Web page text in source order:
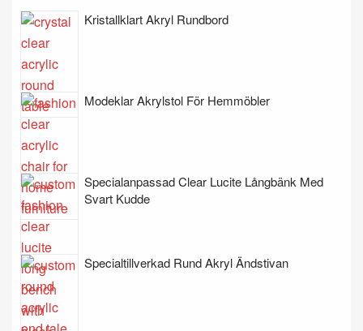
Kristallklart Akryl Rundbord
Modeklar Akrylstol För Hemmöbler
Specialanpassad Clear Lucite Långbänk Med
Svart Kudde
Specialtillverkad Rund Akryl Ändstivan